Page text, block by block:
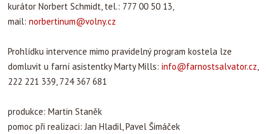
kurátor Norbert Schmidt, tel.: 777 00 50 13,
mail: norbertinum@volny.cz
Prohlídku intervence mimo pravidelný program kostela lze
domluvit u farní asistentky Marty Mills: info@farnostsalvator.cz,
222 221 339, 724 367 681
produkce: Martin Staněk
pomoc při realizaci: Jan Hladil, Pavel Šimáček